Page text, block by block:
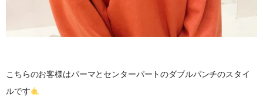
こちらのお客様はパーマとセンターパートのダブルパンチのスタイ
ルです